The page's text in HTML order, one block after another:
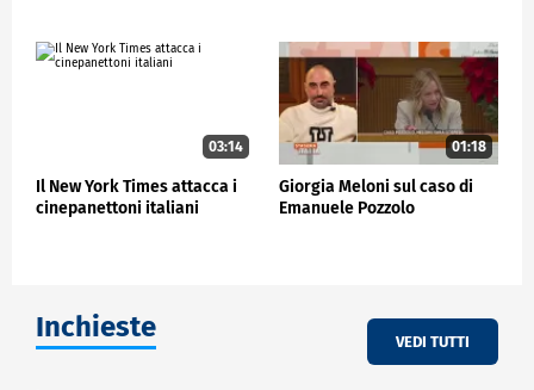
03:14
Il New York Times attacca i
cinepanettoni italiani
01:18
Giorgia Meloni sul caso di
Emanuele Pozzolo
Inchieste VEDI TUTTI